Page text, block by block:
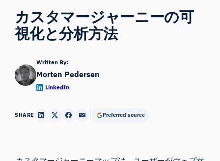
カスタマージャーニーの可
視化と分析方法
Written By:
Morten Pedersen
LinkedIn
SHARE Preferred source